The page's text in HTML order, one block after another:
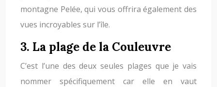
montagne Pelée, qui vous offrira également des
vues incroyables sur l’île.
3. La plage de la Couleuvre
C’est l’une des deux seules plages que je vais
nommer spécifiquement car elle en vaut